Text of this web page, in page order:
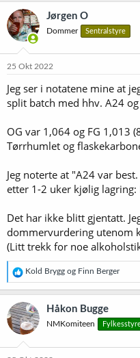
Jørgen O
Dommer Sentralstyre
25 Okt 2022
Jeg ser i notatene mine at
split batch med hhv. A24
OG var 1,064 og FG 1,013
Tørrhumlet og
Jeg noterte at "A24 var
etter 1-2 uker kjølig lagring:
Det har ikke blitt gjentatt.
dommervurdering utenom
(Litt trekk for noe
R
e
a
k
s
j
o
Kold Brygg og Finn Berger
Håkon Bugge
NMKomiteen